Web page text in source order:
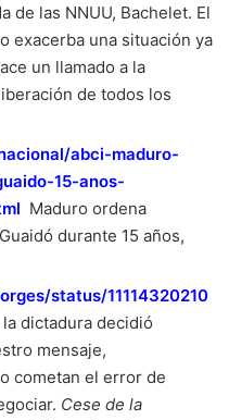
de las NNUU, Bachelet. El
exacerba una situación ya
un llamado a la
de todos los
abci-maduro-
15-anos-
Maduro ordena
durante 15 años,
status/11114320210
dictadura decidió
mensaje,
cometan el error de
Cese de la